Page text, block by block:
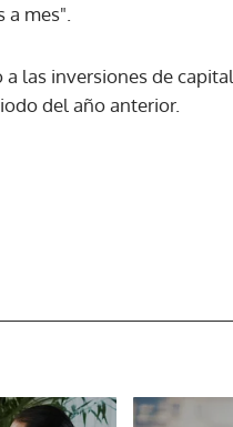
mes".
las inversiones de capital
del año anterior.